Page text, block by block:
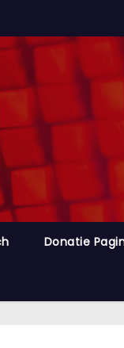
Donatie